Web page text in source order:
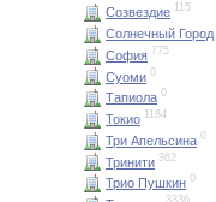
Созвездие 115
Солнечный Город
София 775
Суоми 0
Тапиола 0
Токио 1184
Три Апельсина 0
Тринити 362
Трио Пушкин 0
3336